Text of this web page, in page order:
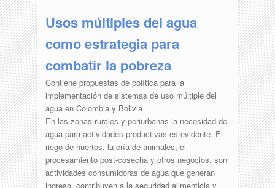
Usos múltiples del agua
como estrategia para
combatir la pobreza
Contiene propuestas de política para la
implementación de sistemas de uso múltiple del
agua en Colombia y Bolivia
En las zonas rurales y periurbanas la necesidad de
agua para actividades productivas es evidente. El
riego de huertos, la cría de animales, el
procesamiento post-cosecha y otros negocios, son
actividades consumidoras de agua que generan
ingreso, contribuyen a la seguridad alimenticia y